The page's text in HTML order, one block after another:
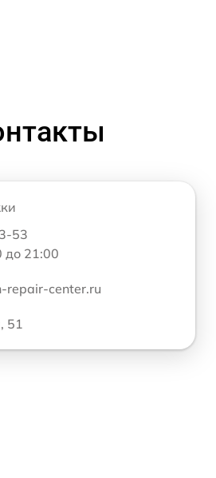
53
до 21:00
repair-center.ru
51